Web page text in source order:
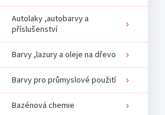
Autolaky ,autobarvy a
příslušenství
Barvy ,lazury a oleje na dřevo
Barvy pro průmyslové použití
Bazénová chemie